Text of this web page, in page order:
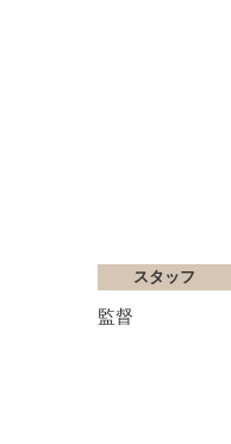
スタッフ
監督